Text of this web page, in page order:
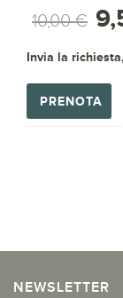
10,00 €
Invia la
PRENOTA
NEWSLETTER